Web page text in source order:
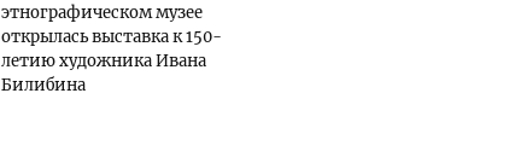
этнографическом музее
открылась выставка к 150-
летию художника Ивана
Билибина